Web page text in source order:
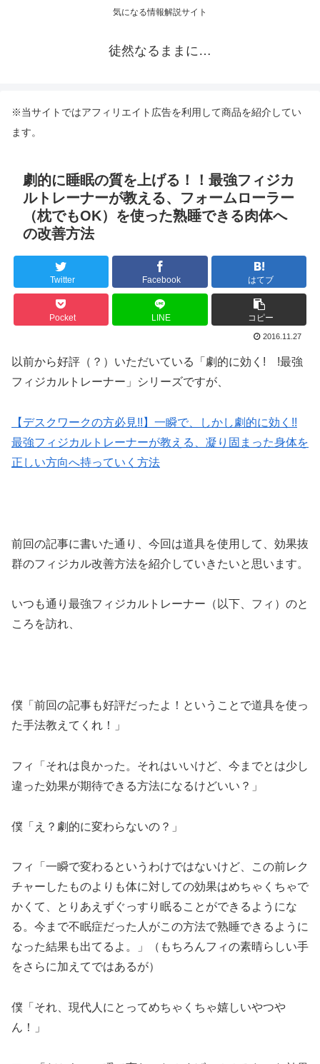
気になる情報解説サイト
徒然なるままに…
※当サイトではアフィリエイト広告を利用して商品を紹介してい
ます。
劇的に睡眠の質を上げる！！最強フィジカ
ルトレーナーが教える、フォームローラー
（枕でもOK）を使った熟睡できる肉体へ
の改善方法
Twitter Facebook はてブ
Pocket LINE コピー
2016.11.27
以前から好評（？）いただいている「劇的に効く! !最強
フィジカルトレーナー」シリーズですが、
【デスクワークの方必見!!】一瞬で、しかし劇的に効く!!
最強フィジカルトレーナーが教える、凝り固まった身体を
正しい方向へ持っていく方法
前回の記事に書いた通り、今回は道具を使用して、効果抜
群のフィジカル改善方法を紹介していきたいと思います。
いつも通り最強フィジカルトレーナー（以下、フィ）のと
ころを訪れ、
僕「前回の記事も好評だったよ！ということで道具を使っ
た手法教えてくれ！」
フィ「それは良かった。それはいいけど、今までとは少し
違った効果が期待できる方法になるけどいい？」
僕「え？劇的に変わらないの？」
フィ「一瞬で変わるというわけではないけど、この前レク
チャーしたものよりも体に対しての効果はめちゃくちゃで
かくて、とりあえずぐっすり眠ることができるようにな
る。今まで不眠症だった人がこの方法で熟睡できるように
なった結果も出てるよ。」（もちろんフィの素晴らしい手
をさらに加えてではあるが）
僕「それ、現代人にとってめちゃくちゃ嬉しいやつや
ん！」